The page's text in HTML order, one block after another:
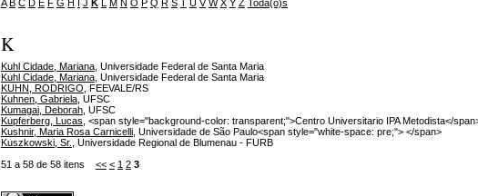
A B C D E F G H I J K L M N O P Q R S T U V W X Y Z Toda(o)s
K
Kuhl Cidade, Mariana, Universidade Federal de Santa Maria
Kuhl Cidade, Mariana, Universidade Federal de Santa Maria
KUHN, RODRIGO , FEEVALE/RS
Kuhnen, Gabriela, UFSC
Kumagai, Deborah, UFSC
Kupferberg, Lucas , <span style="background-color: transparent;">Centro Universitario IPA Metodista</
Kushnir, Maria Rosa Carnicelli, Universidade de São Paulo<span style="white-space: pre;"> </span>
Kuszkowski, Sr.
, Universidade Regional de Blumenau - FURB
51 a 58 de 58 itens << < 1 2 3